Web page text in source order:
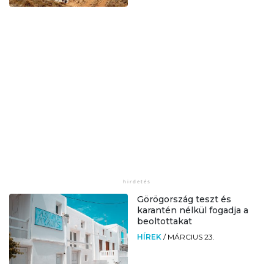
Görögország teszt és
karantén nélkül fogadja a
beoltottakat
HÍREK / MÁRCIUS 23.